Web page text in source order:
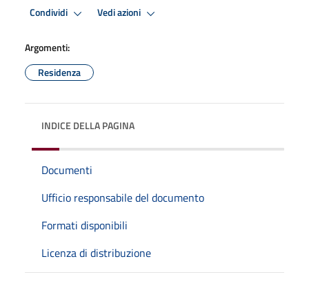
Condividi Vedi azioni
Argomenti:
Residenza
INDICE DELLA PAGINA
Documenti
Ufficio responsabile del documento
Formati disponibili
Licenza di distribuzione